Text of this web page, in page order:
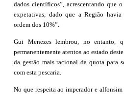
dados científicos”, acrescentando que
expetativas, dado que a Região
ordem dos 10%”.
Gui Menezes lembrou, no entanto,
permanentemente atentos ao estado
da gestão mais racional da quota para
com esta pescaria.
No que respeita ao imperador e